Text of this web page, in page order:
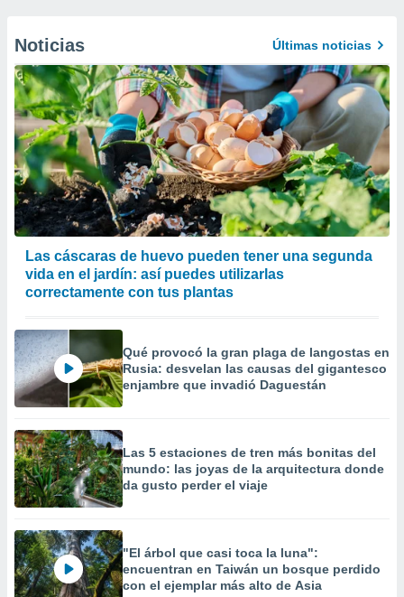
Noticias Últimas noticias
Las cáscaras de huevo pueden tener una segunda
vida en el jardín: así puedes utilizarlas
correctamente con tus plantas
Qué provocó la gran plaga de langostas en
Rusia: desvelan las causas del gigantesco
enjambre que invadió Daguestán
Las 5 estaciones de tren más bonitas del
mundo: las joyas de la arquitectura donde
da gusto perder el viaje
"El árbol que casi toca la luna":
encuentran en Taiwán un bosque perdido
con el ejemplar más alto de Asia